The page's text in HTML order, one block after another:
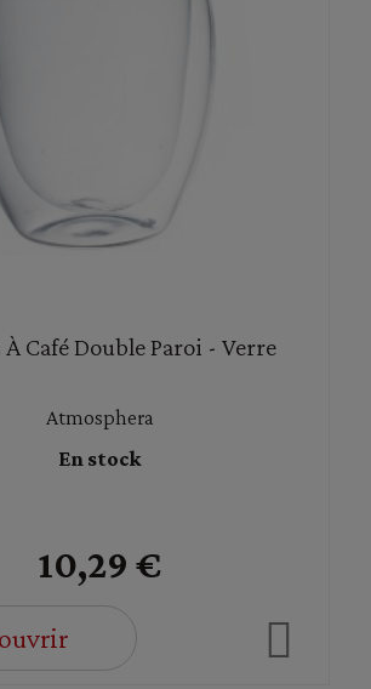
À Café Double Paroi - Verre
Atmosphera
En stock
10,29 €